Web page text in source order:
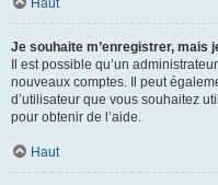
Haut
Je souhaite m’enregistrer, mais
Il est possible qu’un
nouveaux comptes. Il peut
d’utilisateur que vous souhaitez
pour obtenir de l’aide.
Haut